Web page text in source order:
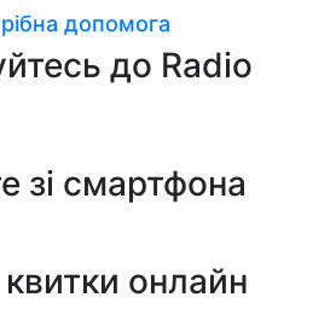
допомога
до Radio
зі смартфона
онлайн